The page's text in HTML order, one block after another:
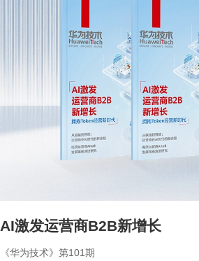
AI激发运营商B2B新增长
《华为技术》第101期